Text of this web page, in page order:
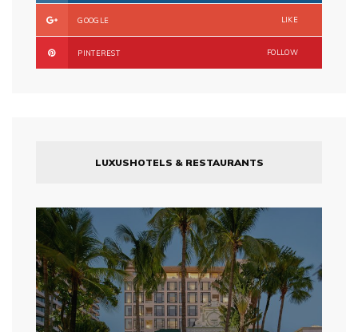
GOOGLE LIKE
PINTEREST FOLLOW
LUXUSHOTELS & RESTAURANTS